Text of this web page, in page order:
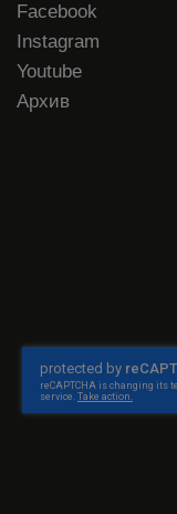
Facebook
Instagram
Youtube
Архив